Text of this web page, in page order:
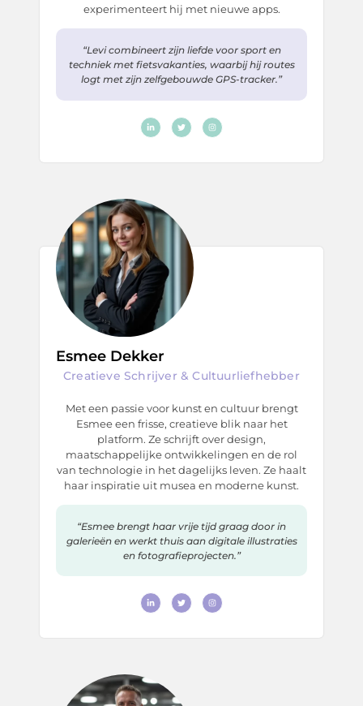
experimenteert hij met nieuwe apps.
“Levi combineert zijn liefde voor sport en
techniek met fietsvakanties, waarbij hij routes
logt met zijn zelfgebouwde GPS-tracker.”
Esmee Dekker
Creatieve Schrijver & Cultuurliefhebber
Met een passie voor kunst en cultuur brengt
Esmee een frisse, creatieve blik naar het
platform. Ze schrijft over design,
maatschappelijke ontwikkelingen en de rol
van technologie in het dagelijks leven. Ze haalt
haar inspiratie uit musea en moderne kunst.
“Esmee brengt haar vrije tijd graag door in
galerieën en werkt thuis aan digitale illustraties
en fotografieprojecten.”